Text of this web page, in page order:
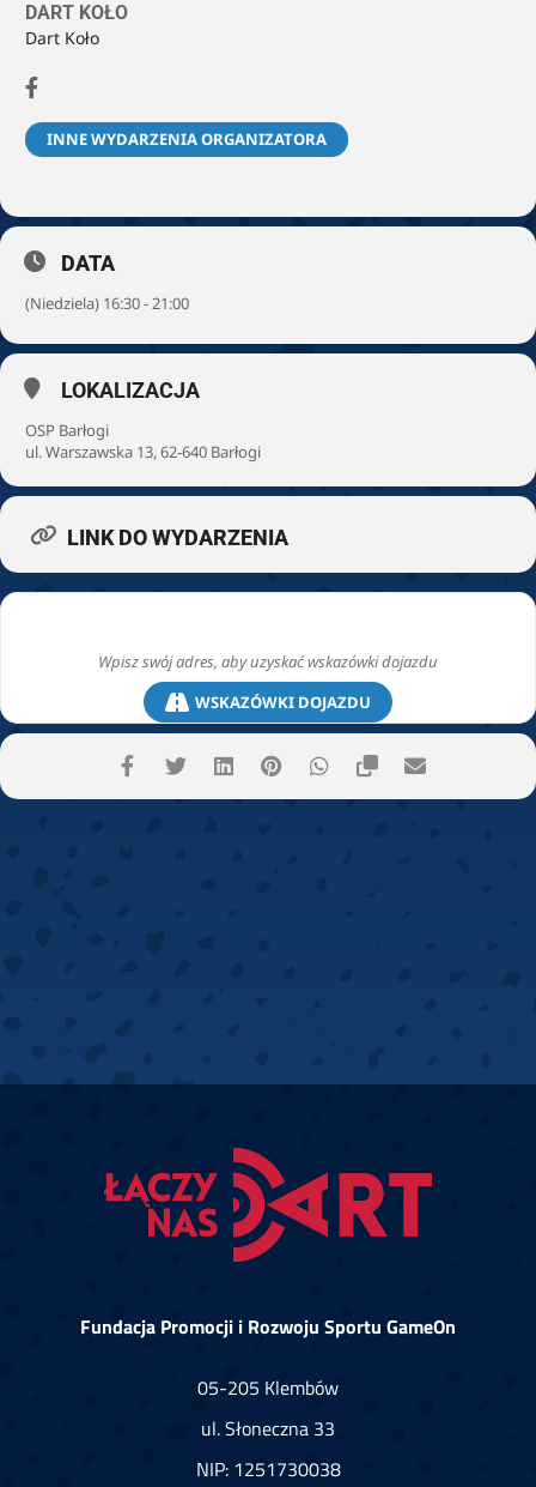
DART KOŁO
Dart Koło
INNE WYDARZENIA ORGANIZATORA
DATA
(Niedziela) 16:30 - 21:00
LOKALIZACJA
OSP Barłogi
ul. Warszawska 13, 62-640 Barłogi
LINK DO WYDARZENIA
WSKAZÓWKI DOJAZDU
Fundacja Promocji i Rozwoju Sportu GameOn
05-205 Klembów
ul. Słoneczna 33
NIP: 1251730038